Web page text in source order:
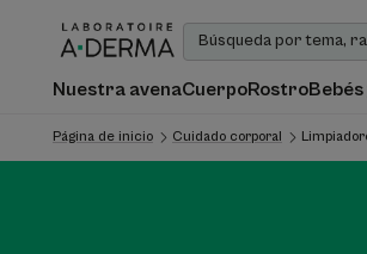
Nuestra avenaCuerpoRostroBebés
Página de inicio Cuidado corporal